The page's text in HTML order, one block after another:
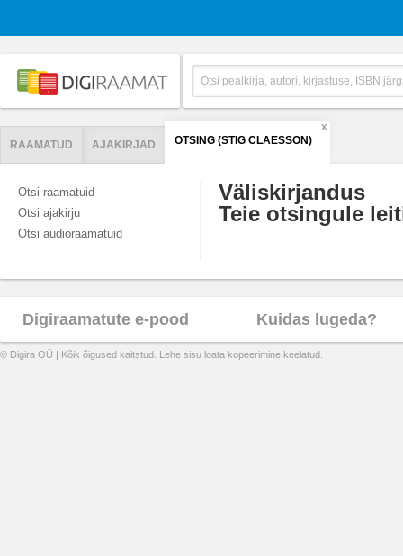
RAAMATUD AJAKIRJAD OTSING (STIG CLAESSON)
X
Otsi raamatuid
Otsi ajakirju
Otsi audioraamatuid
Väliskirjandus
Teie otsingule
Digiraamatute e-pood Kuidas lugeda?
© Digira OÜ | Kõik õigused kaitstud. Lehe sisu loata kopeerimine keelatud.